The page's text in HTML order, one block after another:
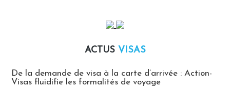
ACTUS VISAS
De la demande de visa à la carte d’arrivée : Action-
Visas fluidifie les formalités de voyage